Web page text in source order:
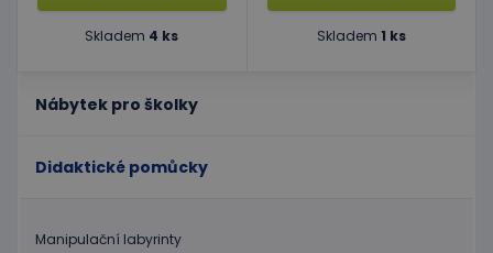
Nábytek pro školky
Didaktické pomůcky
Manipulační labyrinty
Skladem 4 ks Skladem 1 ks